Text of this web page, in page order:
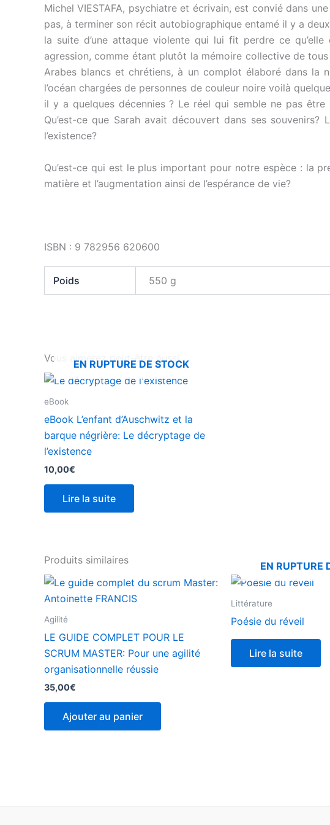
Michel VIESTAFA, psychiatre et écrivain, est convié dans
pas, à terminer son récit autobiographique entamé il y a
la suite d’une attaque violente qui lui fit perdre ce
agression, comme étant plutôt la mémoire collective de
Arabes blancs et chrétiens, à un complot élaboré dans la
l’océan chargées de personnes de couleur noire voilà
il y a quelques décennies ? Le réel qui semble ne pas
Qu’est-ce que Sarah avait découvert dans ses
l’existence?
Qu’est-ce qui est le plus important pour notre espèce : la
matière et l’augmentation ainsi de l’espérance de vie?
ISBN : 9 782956 620600
Poids 550 g
Vous aimerez peut-être aussi…
EN RUPTURE DE STOCK
eBook
eBook L’enfant d’Auschwitz et la
barque négrière: Le décryptage de
l’existence
10,00€
Lire la suite
Produits similaires
Agilité
LE GUIDE COMPLET POUR LE
SCRUM MASTER: Pour une agilité
organisationnelle réussie
35,00€
Ajouter au panier
EN RUPTURE
Littérature
Poésie du réveil
Lire la suite